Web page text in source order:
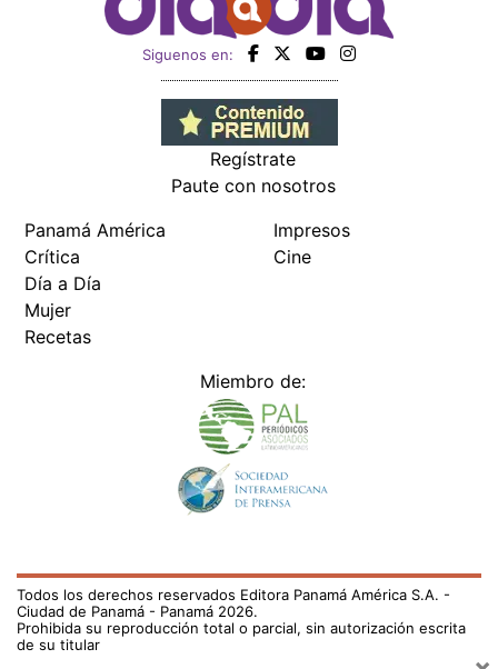
Siguenos en:
Regístrate
Paute con nosotros
Panamá América
Crítica
Día a Día
Mujer
Recetas
Impresos
Cine
Miembro de:
Todos los derechos reservados Editora Panamá América S.A. -
Ciudad de Panamá - Panamá 2026.
Prohibida su reproducción total o parcial, sin autorización escrita
de su titular